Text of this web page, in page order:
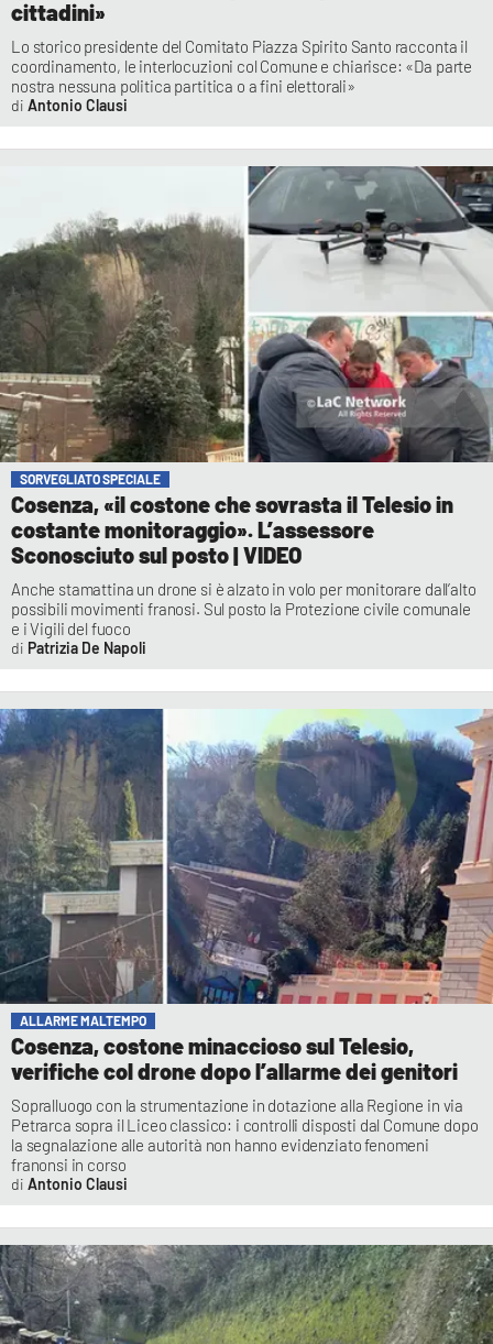
cittadini»
Lo storico presidente del Comitato Piazza Spirito Santo racconta il
coordinamento, le interlocuzioni col Comune e chiarisce: «Da parte
nostra nessuna politica partitica o a fini elettorali»
Antonio Clausi
SORVEGLIATO SPECIALE
Cosenza, «il costone che sovrasta il Telesio in
costante monitoraggio». L’assessore
Sconosciuto sul posto | VIDEO
Anche stamattina un drone si è alzato in volo per monitorare dall’alto
possibili movimenti franosi. Sul posto la Protezione civile comunale
e i Vigili del fuoco
Patrizia De Napoli
ALLARME MALTEMPO
Cosenza, costone minaccioso sul Telesio,
verifiche col drone dopo l’allarme dei genitori
Sopralluogo con la strumentazione in dotazione alla Regione in via
Petrarca sopra il Liceo classico: i controlli disposti dal Comune dopo
la segnalazione alle autorità non hanno evidenziato fenomeni
franonsi in corso
Antonio Clausi